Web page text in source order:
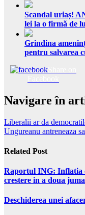
Scandal uriaș!
lei la o firmă de
Grindina
pentru salvarea
Navigare în
Liberalii ar da
Ungureanu antreneaza
Related Post
Raportul ING: Inflatia
crestere in a doua
Deschiderea unei